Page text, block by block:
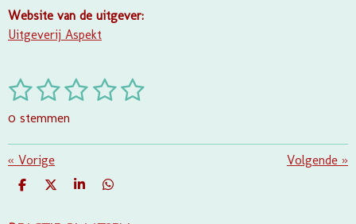
Website van de uitgever:
Uitgeverij Aspekt
R
t
i
n
0
1
s
t
e
2
s
t
e
r
r
3
s
t
r
4
t
r
5
t
r
S
m
0 stemmen
« Vorige Volgende »
D
D
S
D